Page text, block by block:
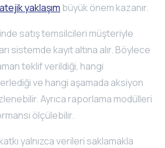
yaklaşım büyük önem kazanır.
satış temsilcileri müşteriyle
sistemde kayıt altına alır. Böylece
teklif verildiği, hangi
ve hangi aşamada aksiyon
Ayrıca raporlama modülleri
ölçülebilir.
yalnızca verileri saklamakla